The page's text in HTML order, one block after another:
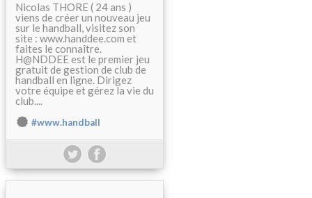
Nicolas THORE ( 24 ans )
viens de créer un nouveau jeu
sur le handball, visitez son
site : www.handdee.com et
faites le connaître.
H@NDDEE est le premier jeu
gratuit de gestion de club de
handball en ligne. Dirigez
votre équipe et gérez la vie du
club....
#www.handball